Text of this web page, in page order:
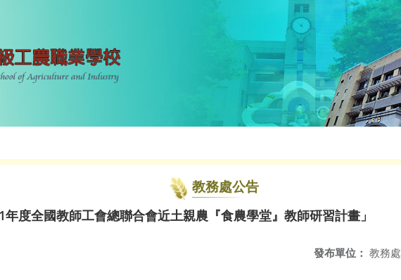
教務處公告
年度全國教師工會總聯合會近土親農『食農學堂』教師研習計畫」
發布單位： 教務處